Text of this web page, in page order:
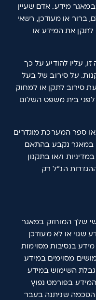
מידע. אדם שעיין
ברור או מעודכן, רשאי
את המידע או
עליו להודיע על כך
על סירוב של בעל
סירוב לתקן או למחוק
בית משפט השלום
ספר המערכת מוגדרים
במאגר נקבע בהתאם
ו/או בתקנון
הנ"ל רק
שלך המוחזק במאגר
שגוי או לא מעודכן
בנסיבות מסוימות
מסוימים במידע
השימוש במידע
בפורמט נפוץ
שניתנה בעבר